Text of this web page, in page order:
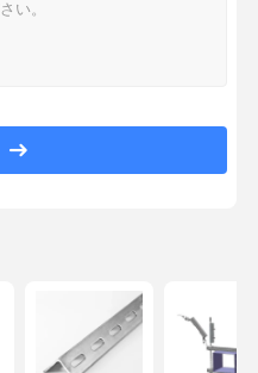
わたしたち
に つい て